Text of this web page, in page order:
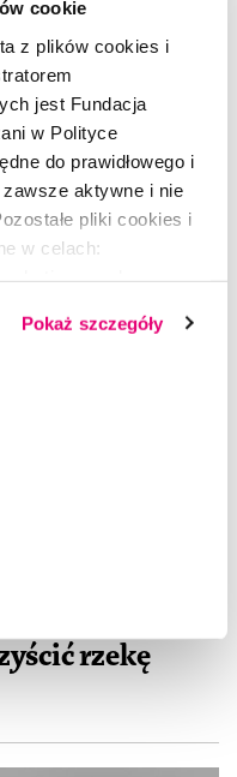
cookie
z plików cookies i
jest Fundacja
w Polityce
do prawidłowego i
aktywne i nie
pliki cookies i
w celach:
i technologie
informacji
dostęp do niego i
lub niektóre
"Ustawienia
wpływa na
jej wycofaniem
Pokaż szczegóły
rzekę